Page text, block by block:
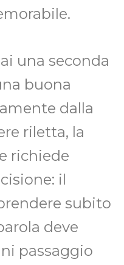
una seconda
buona
dalla
riletta, la
richiede
il
subito
deve
passaggio